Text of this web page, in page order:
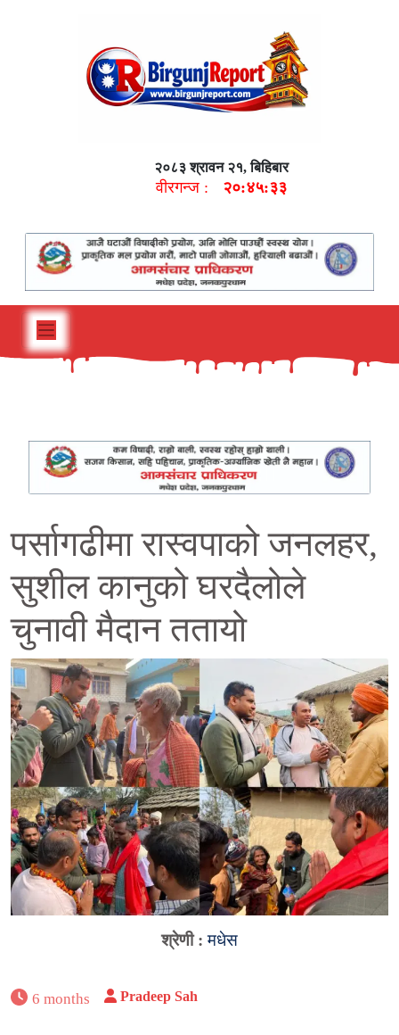
२०८३ श्रावन २१, बिहिबार
वीरगन्ज : २०:४५:३४
पर्सागढीमा रास्वपाको जनलहर,
सुशील कानुको घरदैलोले
चुनावी मैदान ततायो
श्रेणी :मधेस
6 months Pradeep Sah